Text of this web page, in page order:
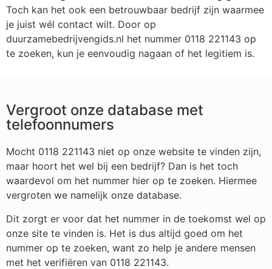
Toch kan het ook een betrouwbaar bedrijf zijn waarmee
je juist wél contact wilt. Door op
duurzamebedrijvengids.nl het nummer 0118 221143 op
te zoeken, kun je eenvoudig nagaan of het legitiem is.
Vergroot onze database met
telefoonnumers
Mocht 0118 221143 niet op onze website te vinden zijn,
maar hoort het wel bij een bedrijf? Dan is het toch
waardevol om het nummer hier op te zoeken. Hiermee
vergroten we namelijk onze database.
Dit zorgt er voor dat het nummer in de toekomst wel op
onze site te vinden is. Het is dus altijd goed om het
nummer op te zoeken, want zo help je andere mensen
met het verifiëren van 0118 221143.